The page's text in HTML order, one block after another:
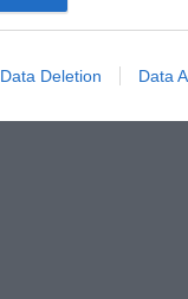
Data Deletion Data